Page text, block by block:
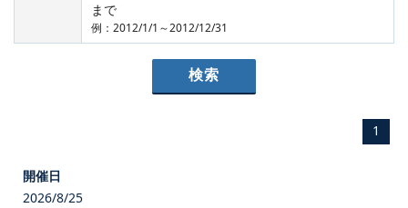
まで
例：2012/1/1～2012/12/31
1
2026/8/25